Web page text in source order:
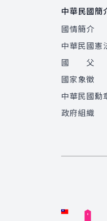
中華民國簡
國情簡介
中華民國憲
國 父
國家象徵
中華民國勳
政府組織